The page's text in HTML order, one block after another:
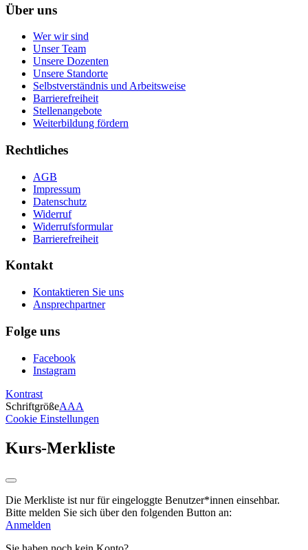
Über uns
Wer wir sind
Unser Team
Unsere Dozenten
Unsere Standorte
Selbstverständnis und Arbeitsweise
Barrierefreiheit
Stellenangebote
Weiterbildung fördern
Rechtliches
AGB
Impressum
Datenschutz
Widerruf
Widerrufsformular
Barrierefreiheit
Kontakt
Kontaktieren Sie uns
Ansprechpartner
Folge uns
Facebook
Instagram
Kontrast
SchriftgrößeAAA
Cookie Einstellungen
Kurs-Merkliste
Die Merkliste ist nur für eingeloggte Benutzer*innen einsehbar.
Bitte melden Sie sich über den folgenden Button an:
Anmelden